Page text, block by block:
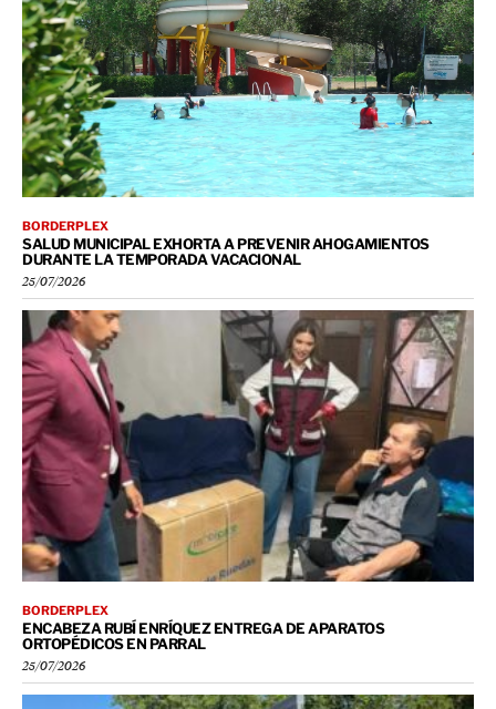
BORDERPLEX
SALUD MUNICIPAL EXHORTA A PREVENIR AHOGAMIENTOS
DURANTE LA TEMPORADA VACACIONAL
25/07/2026
BORDERPLEX
ENCABEZA RUBÍ ENRÍQUEZ ENTREGA DE APARATOS
ORTOPÉDICOS EN PARRAL
25/07/2026